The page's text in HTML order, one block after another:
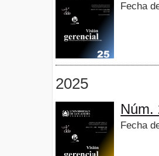
Fecha
2025
Núm.
Fecha